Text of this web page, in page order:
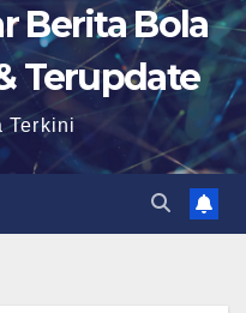
Berita Bola
Terupdate
Terkini